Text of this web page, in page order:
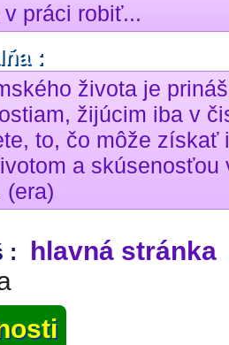
práci robiť...
:
života je
žijúcim iba v
to, čo môže získať
a skúsenosťou
(era)
: hlavná stránka